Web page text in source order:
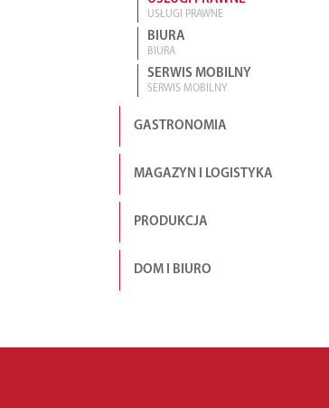
USŁUGI PRAWNE
BIURA
BIURA
SERWIS MOBILNY
SERWIS MOBILNY
GASTRONOMIA
MAGAZYN I LOGISTYKA
PRODUKCJA
DOM I BIURO